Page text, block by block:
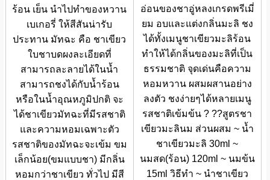
ร้อน เย็น นำไปทำของหวาน
เบเกอรี่ ให้สีสันน่ารับ
ประทาน มัทฉะ คือ ชาเขียว
ใบชาบดผงละเอียดที่
สามารถละลายได้ในน้ำ
สามารถชงได้กับน้ำร้อน
หรือในน้ำอุณหภูมิปกติ จะ
ได้ชาเขียวมัทฉะที่มีรสชาติ
และความหอมเฉพาะตัว
รสชาติของมัทฉะจะเข้ม ขม
เล็กน้อย(ขมแบบชา) มีกลิ่น
หอมกว่าชาเขียว ทั่วไป มีสี
อ่อนของชาอู่หลงเกรดพรีเมี่
ยม อบและแต่งกลิ่นมะลิ ชง
ได้ทั้งเมนูชาเขียวมะลิร้อน
ทำให้ได้กลิ่นของมะลิที่เป็น
ธรรมชาติ จุดเด่นคือความ
หอมหวาน ผสมผสานอย่าง
ลงตัว ชงง่ายๆได้หลายเมนู
รสชาติเข้มข้น ? ??สูตรชา
เขียวมะลินม ส่วนผสม ~ น้ำ
ชาเขียวมะลิ 30ml ~
นมสด(ร้อน) 120ml ~ นมข้น
15ml วิธีทำ ~ นำชาเขียว